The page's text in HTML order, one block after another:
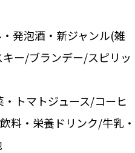
泡酒・新ジャンル(雑
ー/ブランデー/スピリッ
トマトジュース/コーヒ
料・栄養ドリンク/牛乳・